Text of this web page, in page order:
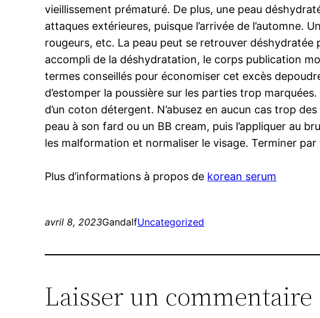
vieillissement prématuré. De plus, une peau
attaques extérieures, puisque l’arrivée de
rougeurs, etc. La peau peut se retrouver déshydratée
accompli de la déshydratation, le corps publication
termes conseillés pour économiser cet excès
d’estomper la poussière sur les parties trop
d’un coton détergent. N’abusez en aucun cas trop
peau à son fard ou un BB cream, puis l’appliquer au
les malformation et normaliser le visage. Terminer par
Plus d’informations à propos de korean serum
avril 8, 2023GandalfUncategorized
Laisser un commentaire